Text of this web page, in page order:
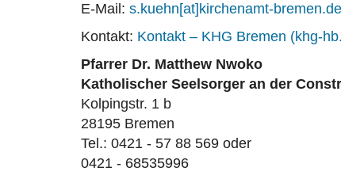
E-Mail: s.kuehn[at]kirchenamt-bremen.de
Kontakt: Kontakt – KHG Bremen (khg-
Pfarrer Dr. Matthew Nwoko
Katholischer Seelsorger an der
Kolpingstr. 1 b
28195 Bremen
Tel.: 0421 - 57 88 569 oder
0421 - 68535996